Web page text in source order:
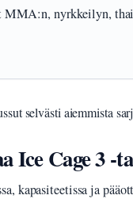
MMA:n, nyrkkeilyn,
selvästi aiemmista
Ice Cage 3 -
kapasiteetissa ja